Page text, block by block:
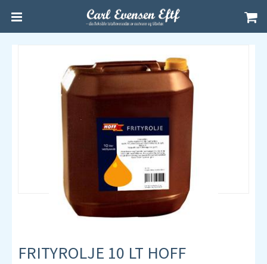
FRITYROLJE 10 LT HOFF